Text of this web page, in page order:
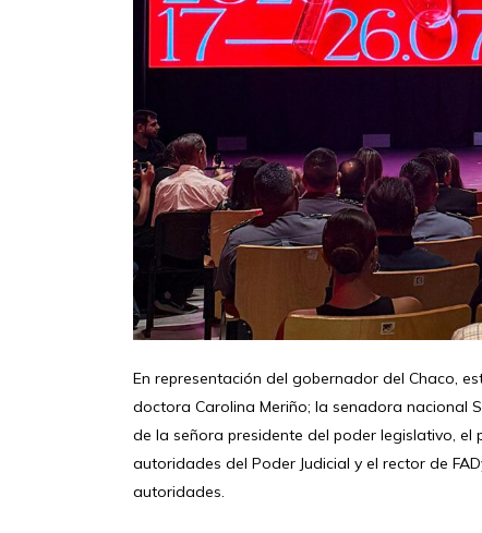
En representación del gobernador del Chaco,
doctora Carolina Meriño; la senadora nacional
de la señora presidente del poder legislativo,
autoridades del Poder Judicial y el rector de
autoridades.